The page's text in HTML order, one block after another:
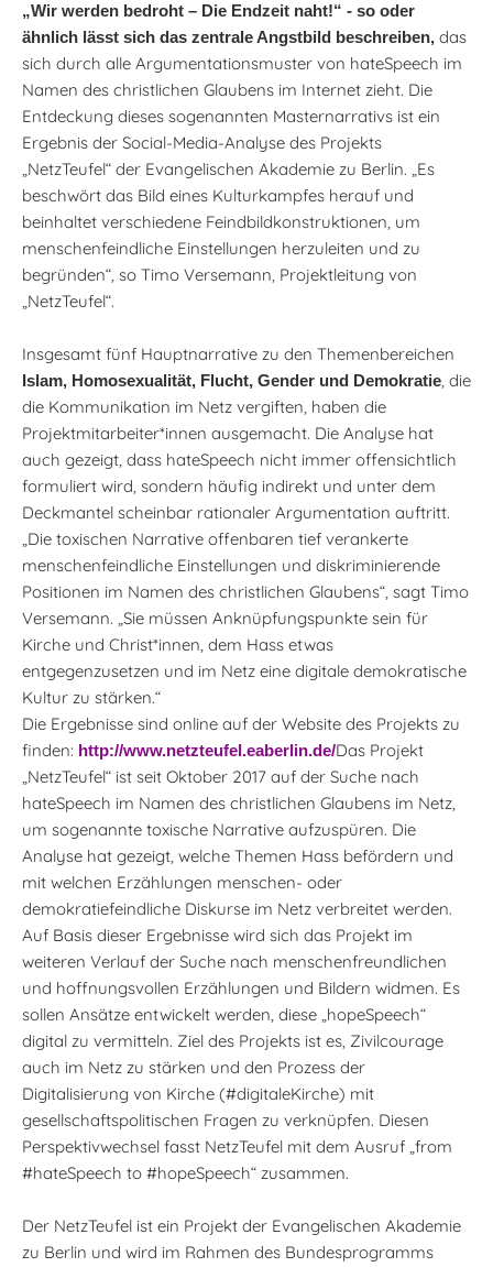
„Wir werden bedroht – Die Endzeit naht!“ - so oder
ähnlich lässt sich das zentrale Angstbild beschreiben, das
sich durch alle Argumentationsmuster von hateSpeech im
Namen des christlichen Glaubens im Internet zieht. Die
Entdeckung dieses sogenannten Masternarrativs ist ein
Ergebnis der Social-Media-Analyse des Projekts
„NetzTeufel“ der Evangelischen Akademie zu Berlin. „Es
beschwört das Bild eines Kulturkampfes herauf und
beinhaltet verschiedene Feindbildkonstruktionen, um
menschenfeindliche Einstellungen herzuleiten und zu
begründen“, so Timo Versemann, Projektleitung von
„NetzTeufel“.
Insgesamt fünf Hauptnarrative zu den Themenbereichen
Islam, Homosexualität, Flucht, Gender und Demokratie, die
die Kommunikation im Netz vergiften, haben die
Projektmitarbeiter*innen ausgemacht. Die Analyse hat
auch gezeigt, dass hateSpeech nicht immer offensichtlich
formuliert wird, sondern häufig indirekt und unter dem
Deckmantel scheinbar rationaler Argumentation auftritt.
„Die toxischen Narrative offenbaren tief verankerte
menschenfeindliche Einstellungen und diskriminierende
Positionen im Namen des christlichen Glaubens“, sagt Timo
Versemann. „Sie müssen Anknüpfungspunkte sein für
Kirche und Christ*innen, dem Hass etwas
entgegenzusetzen und im Netz eine digitale demokratische
Kultur zu stärken.“
Die Ergebnisse sind online auf der Website des Projekts zu
finden: http://www.netzteufel.eaberlin.de/Das Projekt
„NetzTeufel“ ist seit Oktober 2017 auf der Suche nach
hateSpeech im Namen des christlichen Glaubens im Netz,
um sogenannte toxische Narrative aufzuspüren. Die
Analyse hat gezeigt, welche Themen Hass befördern und
mit welchen Erzählungen menschen- oder
demokratiefeindliche Diskurse im Netz verbreitet werden.
Auf Basis dieser Ergebnisse wird sich das Projekt im
weiteren Verlauf der Suche nach menschenfreundlichen
und hoffnungsvollen Erzählungen und Bildern widmen. Es
sollen Ansätze entwickelt werden, diese „hopeSpeech“
digital zu vermitteln. Ziel des Projekts ist es, Zivilcourage
auch im Netz zu stärken und den Prozess der
Digitalisierung von Kirche (#digitaleKirche) mit
gesellschaftspolitischen Fragen zu verknüpfen. Diesen
Perspektivwechsel fasst NetzTeufel mit dem Ausruf „from
#hateSpeech to #hopeSpeech“ zusammen.
Der NetzTeufel ist ein Projekt der Evangelischen Akademie
zu Berlin und wird im Rahmen des Bundesprogramms